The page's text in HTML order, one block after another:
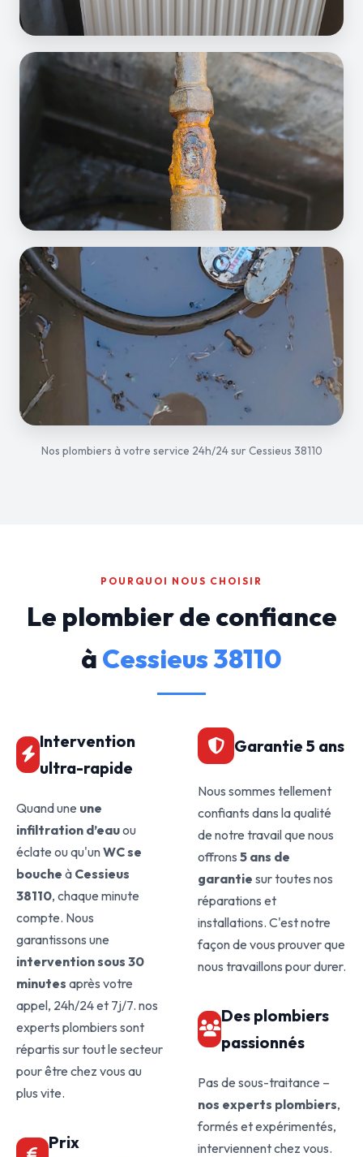
Nos plombiers à votre service 24h/24 sur Cessieus 38110
POURQUOI NOUS CHOISIR
Le plombier de confiance
à Cessieus 38110
Intervention
ultra-rapide
Quand une une
infiltration d’eauou
éclate ou qu'unWC se
bouche à Cessieus
38110, chaque minute
compte. Nous
garantissons une
intervention sous 30
minutes après votre
appel, 24h/24 et 7j/7. nos
experts plombiers sont
répartis sur tout le secteur
pour être chez vous au
plus vite.
Prix
Garantie 5 ans
Nous sommes tellement
confiants dans la qualité
de notre travail que nous
offrons 5 ans de
garantie sur toutes nos
réparations et
installations. C'est notre
façon de vous prouver que
nous travaillons pour durer.
Des plombiers
passionnés
Pas de sous-traitance –
nos experts plombiers,
formés et expérimentés,
interviennent chez vous.